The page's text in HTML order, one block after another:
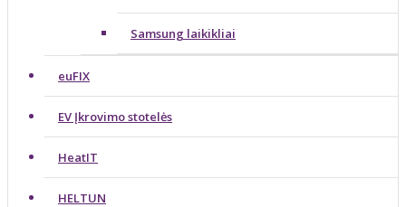
Samsung laikikliai
euFIX
EV Įkrovimo stotelės
HeatIT
HELTUN